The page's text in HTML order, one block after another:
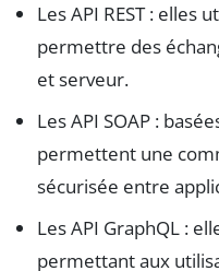
Les API REST : elles
permettre des
et serveur.
Les API SOAP :
permettent une
sécurisée entre
Les API GraphQL :
permettant aux